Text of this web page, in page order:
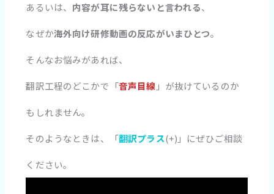
あるいは、 内容が耳に残らないと言われる、
なぜか海外向け研修動画の反応がいまひとつ。
そんなお悩みがあれば、
翻訳工程のどこかで「音声目線 」が抜けているのか
もしれません。
そのようなときは、「翻訳プラス(+)」にぜひご相談
ください。